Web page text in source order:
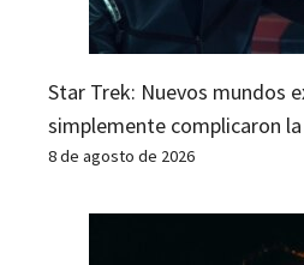
Star Trek: Nuevos mundos
simplemente complicaron
8 de agosto de 2026